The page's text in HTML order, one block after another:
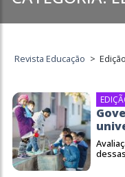
Revista Educação >